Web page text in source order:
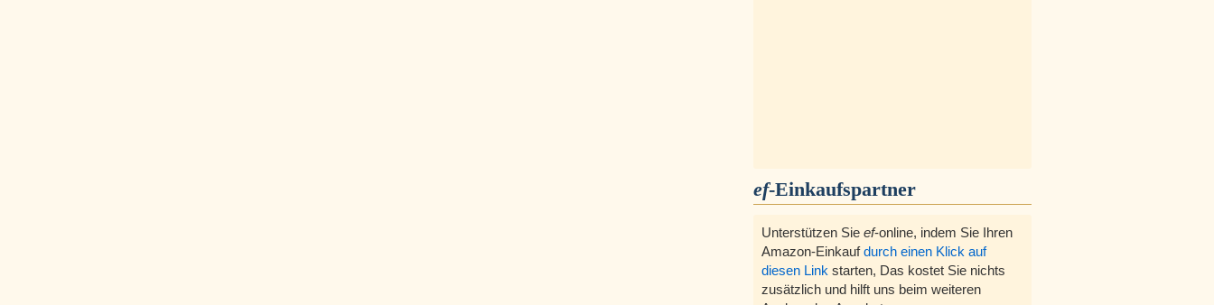
ef-Einkaufspartner
Unterstützen Sie ef-online, indem Sie Ihren
Amazon-Einkaufdurch einen Klick auf
diesen Link starten, Das kostet Sie nichts
zusätzlich und hilft uns beim weiteren